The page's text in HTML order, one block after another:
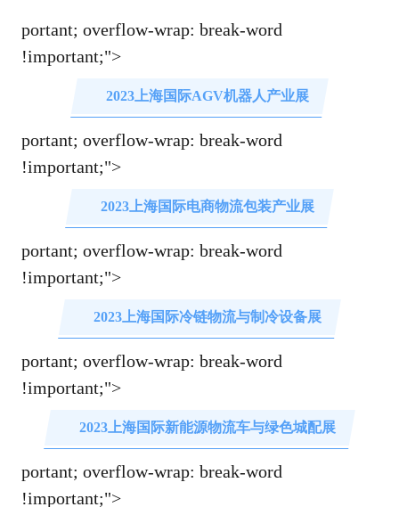
portant; overflow-wrap: break-word
!important;">
2023上海国际AGV机器人产业展
portant; overflow-wrap: break-word
!important;">
2023上海国际电商物流包装产业展
portant; overflow-wrap: break-word
!important;">
2023上海国际冷链物流与制冷设备展
portant; overflow-wrap: break-word
!important;">
2023上海国际新能源物流车与绿色城配展
portant; overflow-wrap: break-word
!important;">